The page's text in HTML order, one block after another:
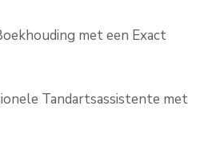
met een Exact
Tandartsassistente met